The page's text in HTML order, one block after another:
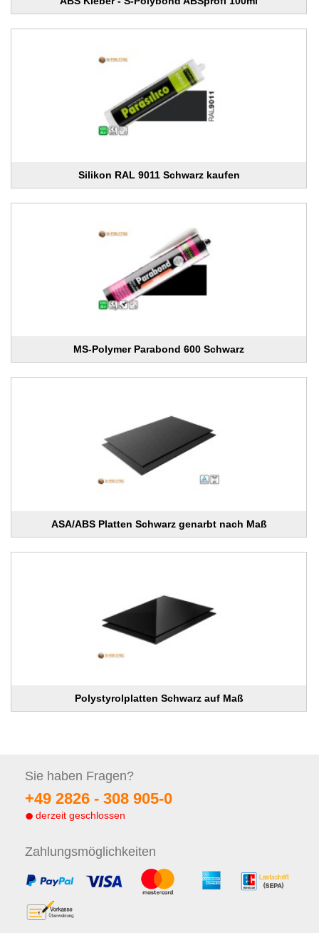
Silikon RAL 9011 Schwarz kaufen
MS-Polymer Parabond 600 Schwarz
ASA/ABS Platten Schwarz genarbt nach Maß
Polystyrolplatten Schwarz auf Maß
Sie haben Fragen?
+49 2826 - 308 905-0
derzeit geschlossen
Zahlungsmöglichkeiten